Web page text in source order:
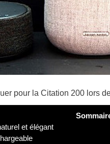
pour la Citation 200 lors
et élégant